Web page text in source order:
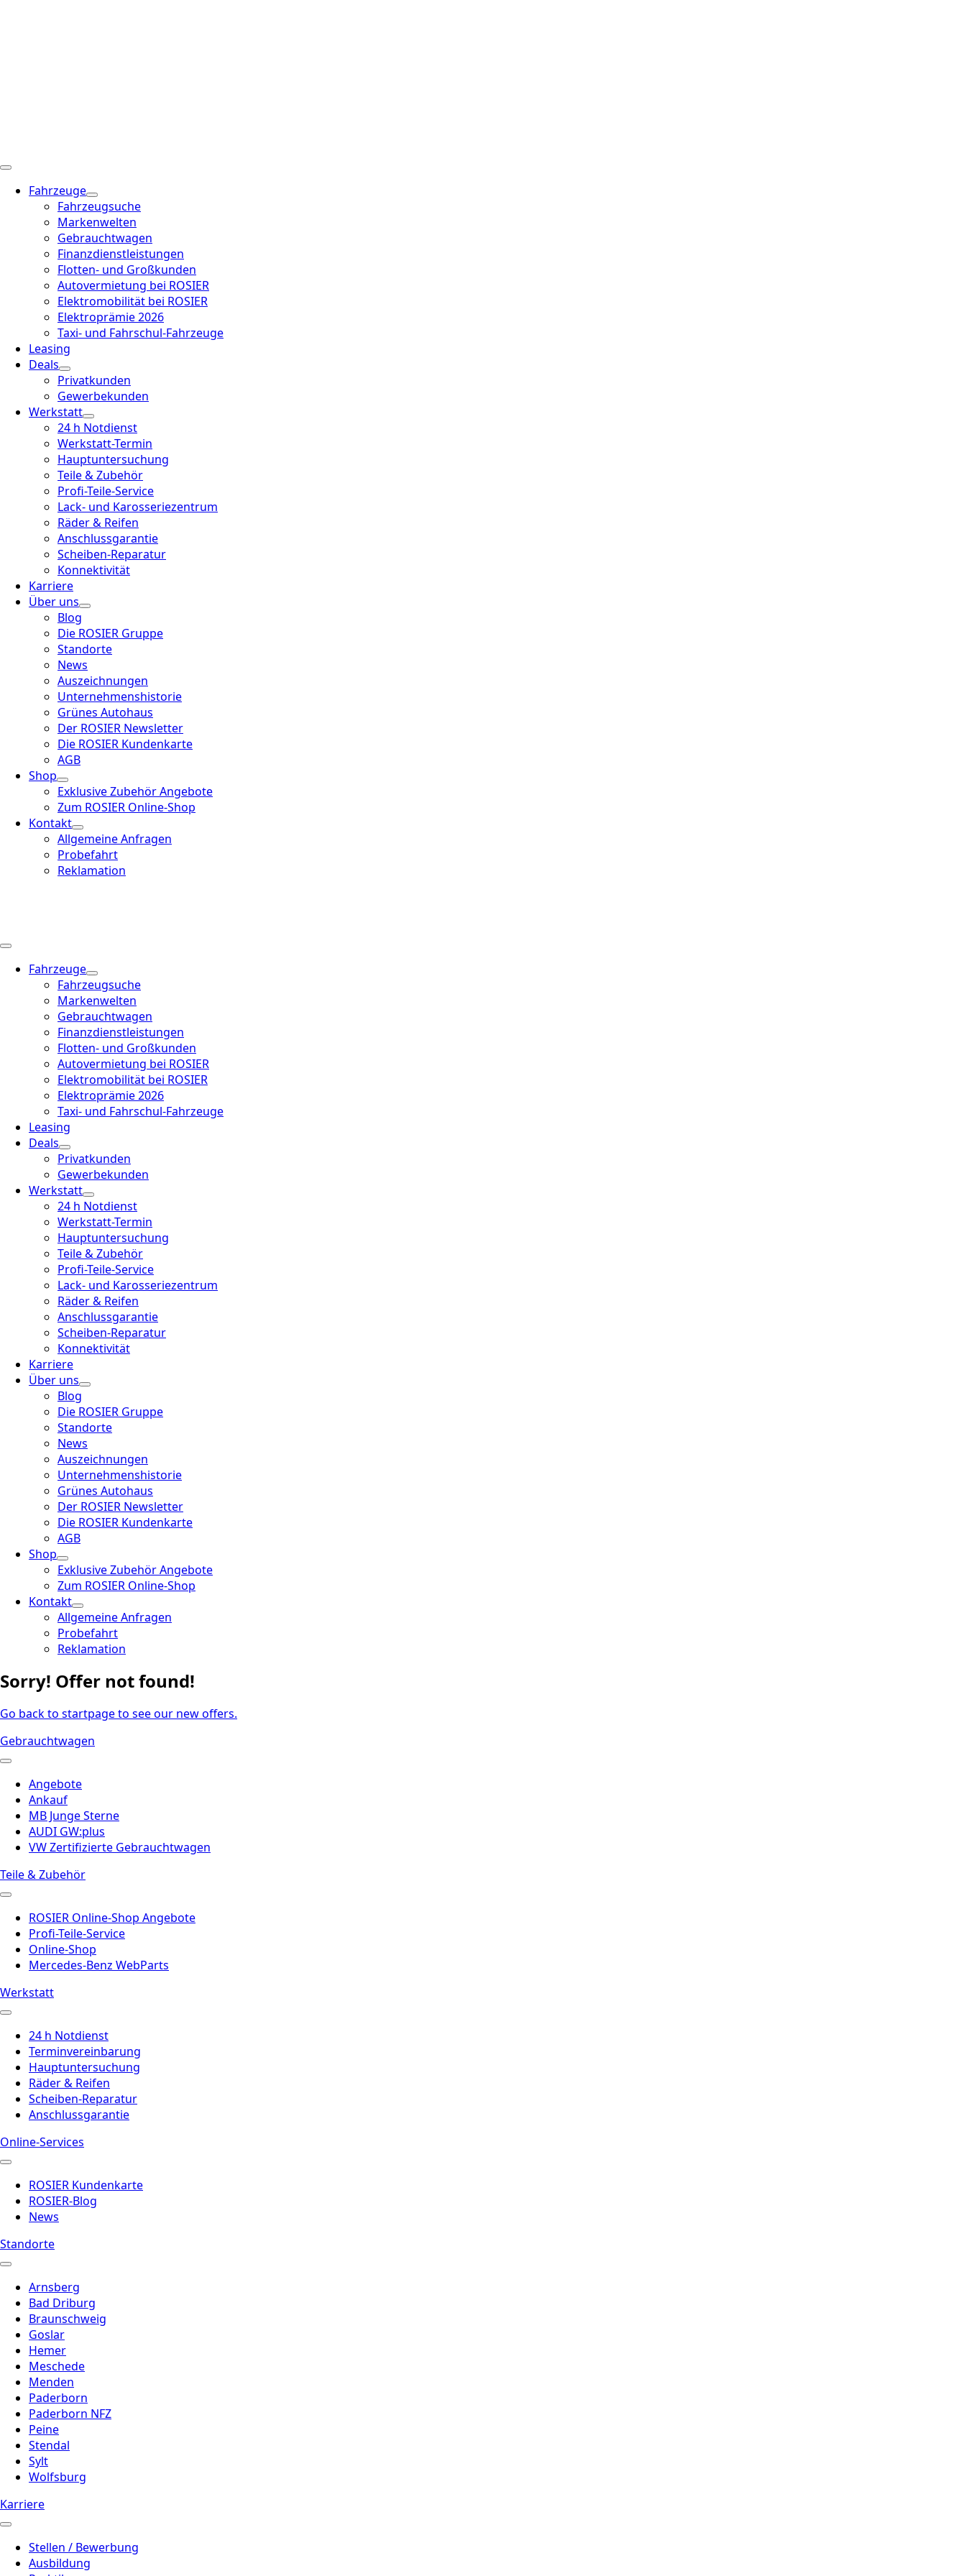
Fahrzeuge
Fahrzeugsuche
Markenwelten
Gebrauchtwagen
Finanzdienstleistungen
Flotten- und Großkunden
Autovermietung bei ROSIER
Elektromobilität bei ROSIER
Elektroprämie 2026
Taxi- und Fahrschul-Fahrzeuge
Leasing
Deals
Privatkunden
Gewerbekunden
Werkstatt
24 h Notdienst
Werkstatt-Termin
Hauptuntersuchung
Teile & Zubehör
Profi-Teile-Service
Lack- und Karosseriezentrum
Räder & Reifen
Anschlussgarantie
Scheiben-Reparatur
Konnektivität
Karriere
Über uns
Blog
Die ROSIER Gruppe
Standorte
News
Auszeichnungen
Unternehmenshistorie
Grünes Autohaus
Der ROSIER Newsletter
Die ROSIER Kundenkarte
AGB
Shop
Exklusive Zubehör Angebote
Zum ROSIER Online-Shop
Kontakt
Allgemeine Anfragen
Probefahrt
Reklamation
Fahrzeuge
Fahrzeugsuche
Markenwelten
Gebrauchtwagen
Finanzdienstleistungen
Flotten- und Großkunden
Autovermietung bei ROSIER
Elektromobilität bei ROSIER
Elektroprämie 2026
Taxi- und Fahrschul-Fahrzeuge
Leasing
Deals
Privatkunden
Gewerbekunden
Werkstatt
24 h Notdienst
Werkstatt-Termin
Hauptuntersuchung
Teile & Zubehör
Profi-Teile-Service
Lack- und Karosseriezentrum
Räder & Reifen
Anschlussgarantie
Scheiben-Reparatur
Konnektivität
Karriere
Über uns
Blog
Die ROSIER Gruppe
Standorte
News
Auszeichnungen
Unternehmenshistorie
Grünes Autohaus
Der ROSIER Newsletter
Die ROSIER Kundenkarte
AGB
Shop
Exklusive Zubehör Angebote
Zum ROSIER Online-Shop
Kontakt
Allgemeine Anfragen
Probefahrt
Reklamation
Sorry! Offer not found!
Go back to startpage to see our new offers.
Gebrauchtwagen
Angebote
Ankauf
MB Junge Sterne
AUDI GW:plus
VW Zertifizierte Gebrauchtwagen
Teile & Zubehör
ROSIER Online-Shop Angebote
Profi-Teile-Service
Online-Shop
Mercedes-Benz WebParts
Werkstatt
24 h Notdienst
Terminvereinbarung
Hauptuntersuchung
Räder & Reifen
Scheiben-Reparatur
Anschlussgarantie
Online-Services
ROSIER Kundenkarte
ROSIER-Blog
News
Standorte
Arnsberg
Bad Driburg
Braunschweig
Goslar
Hemer
Meschede
Menden
Paderborn
Paderborn NFZ
Peine
Stendal
Sylt
Wolfsburg
Karriere
Stellen / Bewerbung
Ausbildung